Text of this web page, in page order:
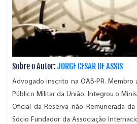
Sobre o Autor:JORGE CESAR DE ASSIS
Advogado inscrito na OAB-PR.
Público Militar da União. Integrou o
Oficial da Reserva não Remunerada
Sócio Fundador da Associação